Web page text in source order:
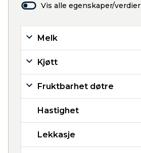
Vis alle egenskaper/verdier
Melk
Kjøtt
Fruktbarhet døtre
Hastighet
Lekkasje